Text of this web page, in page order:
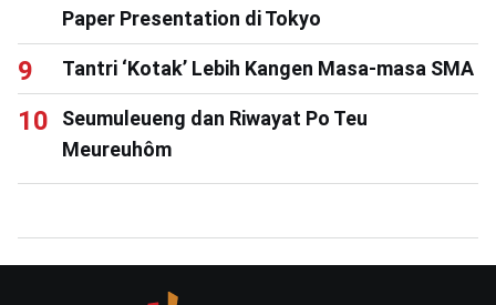
Paper Presentation di Tokyo
Tantri ‘Kotak’ Lebih Kangen Masa-masa SMA
Seumuleueng dan Riwayat Po Teu
Meureuhôm